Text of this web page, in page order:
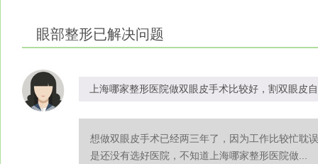
眼部整形已解决问题
上海哪家整形医院做双眼皮手术比较好，割双眼皮
想做双眼皮手术已经两三年了，因为工作比较忙耽
是还没有选好医院，不知道上海哪家整形医院做...